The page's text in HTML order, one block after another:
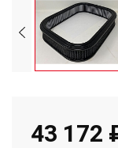
43 172